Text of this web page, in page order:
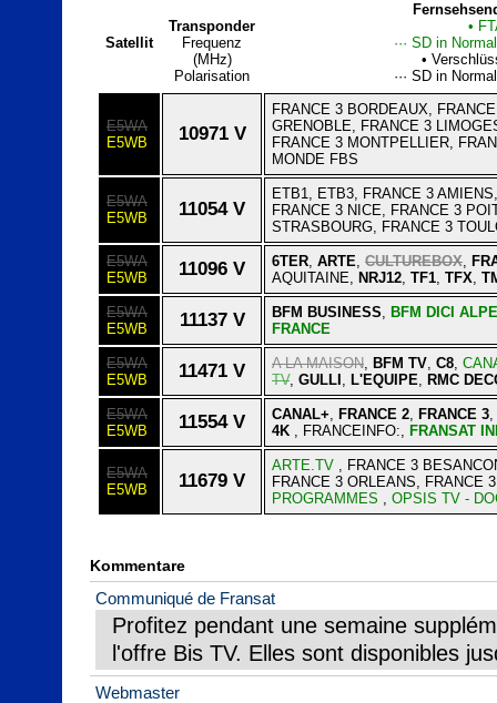
Satellit
Transponder
Frequenz
(MHz)
Polarisation
•
··· SD in
•
··· SD in
E5WA
E5WB
10971 V
FRANCE 3 BORDEAUX,
GRENOBLE, FRANCE 3
FRANCE 3 MONTPELLIER,
MONDE FBS
E5WA
E5WB
11054 V
ETB1, ETB3, FRANCE 3
FRANCE 3 NICE, FRANCE 3
STRASBOURG, FRANCE 3
E5WA
E5WB
11096 V 6TER, ARTE, CULTUREBOX,
AQUITAINE, NRJ12, TF1, TFX,
E5WA
E5WB
11137 V BFM BUSINESS, BFM DICI
FRANCE
E5WA
E5WB
11471 V A LA MAISON, BFM TV, C8,
TV, GULLI , L'EQUIPE, RMC
E5WA
E5WB
11554 V CANAL+, FRANCE 2, FRANCE 3,
4K , FRANCEINFO:, FRANSAT
E5WA
E5WB
11679 V
ARTE.TV , FRANCE 3
FRANCE 3 ORLEANS, FRANCE
PROGRAMMES , OPSIS TV -
Kommentare
Communiqué de Fransat
Profitez pendant une semaine
l'offre Bis TV. Elles sont disponibles
Webmaster